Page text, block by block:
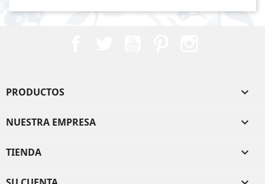
PRODUCTOS 
NUESTRA EMPRESA 
TIENDA 